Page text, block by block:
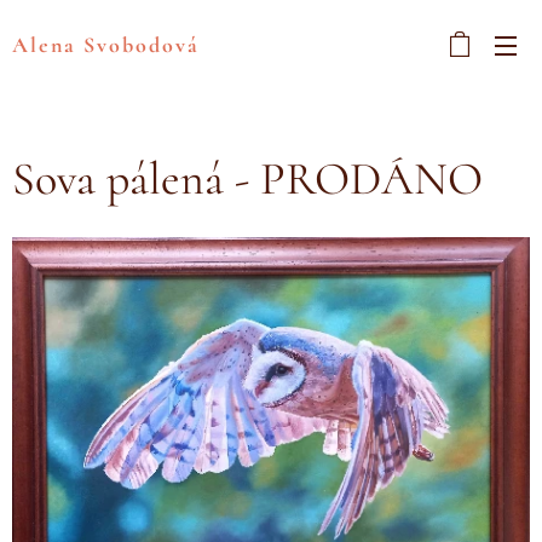
Alena Svobodová
Sova pálená - PRODÁNO